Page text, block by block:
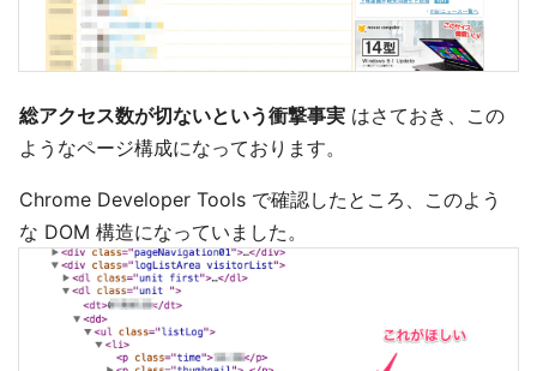
総アクセス数が切ないという衝撃事実 はさておき、この
ようなページ構成になっております。
Chrome Developer Tools で確認したところ、このよう
な DOM 構造になっていました。